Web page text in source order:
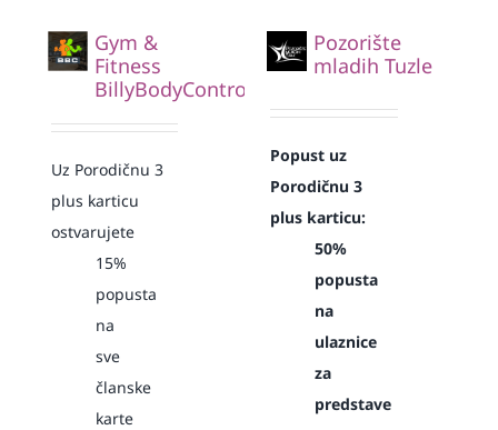
Gym &
Fitness
BillyBodyControl
Uz Porodičnu 3
plus karticu
ostvarujete
15%
popusta
na
sve
članske
karte
Pozorište
mladih Tuzle
Popust uz
Porodičnu 3
plus karticu:
50%
popusta
na
ulaznice
za
predstave